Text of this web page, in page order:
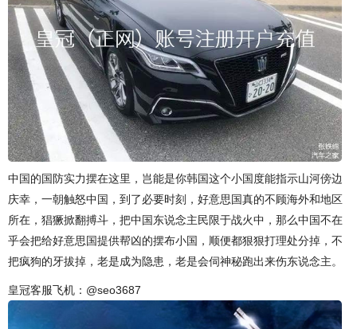
中国的国防实力摆在这里，岂能是你韩国这个小国度能指示山河傍边
庆幸，一朝触怒中国，到了必要时刻，好意思国真的不顾海外和地区
所在，猖獗掀翻搏斗，把中国东说念主民限于战火中，那么中国不在
乎会把给好意思国提供帮凶的摆布小国，顺便都狠狠打理处分掉，不
把疯狗的牙拔掉，老是成为隐患，老是会伺神秘跑出来伤东说念主。
皇冠客服飞机：@seo3687